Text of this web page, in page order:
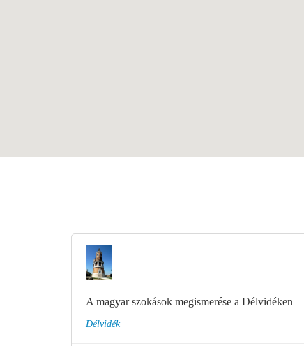
A magyar szokások megismerése a Délvidéken
Délvidék